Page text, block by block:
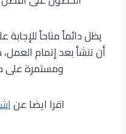
يظل دائماً متاحاً
أن تنشأ بعد إتمام
ومستمرة على
اقرا ايضا عن